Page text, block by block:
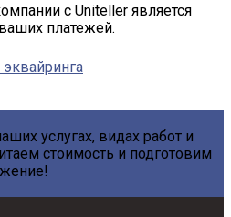
с Uniteller является
платежей.
услугах, видах работ и
стоимость и подготовим